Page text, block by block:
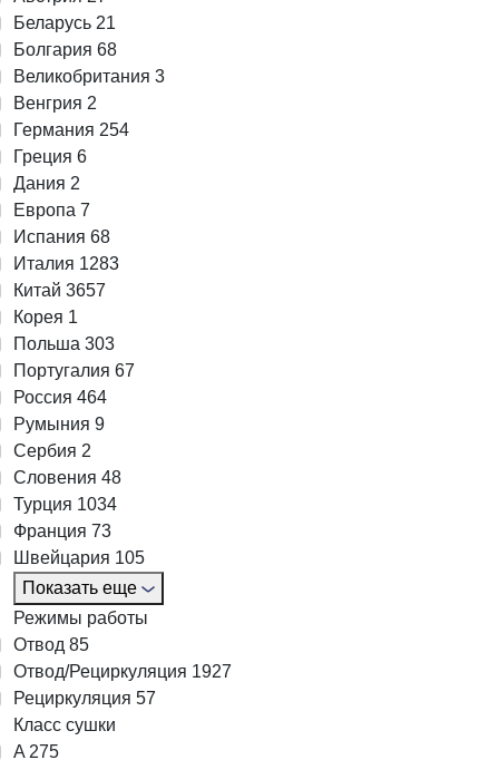
Беларусь 21
Болгария 68
Великобритания 3
Венгрия 2
Германия 254
Греция 6
Дания 2
Европа 7
Испания 68
Италия 1283
Китай 3657
Корея 1
Польша 303
Португалия 67
Россия 464
Румыния 9
Сербия 2
Словения 48
Турция 1034
Франция 73
Швейцария 105
Показать еще
Режимы работы
Отвод 85
Отвод/Рециркуляция 1927
Рециркуляция 57
Класс сушки
A 275